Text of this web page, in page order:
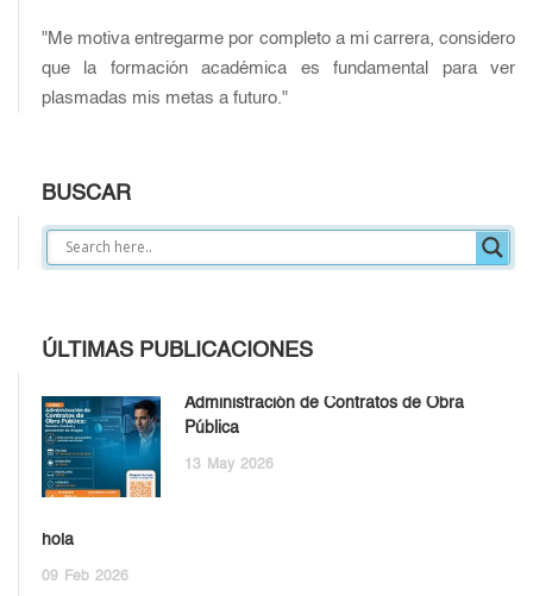
"Me motiva entregarme por completo a mi carrera, considero
que la formación académica es fundamental para ver
plasmadas mis metas a futuro."
BUSCAR
ÚLTIMAS PUBLICACIONES
Administración de Contratos de Obra
Pública
13 May 2026
hola
09 Feb 2026